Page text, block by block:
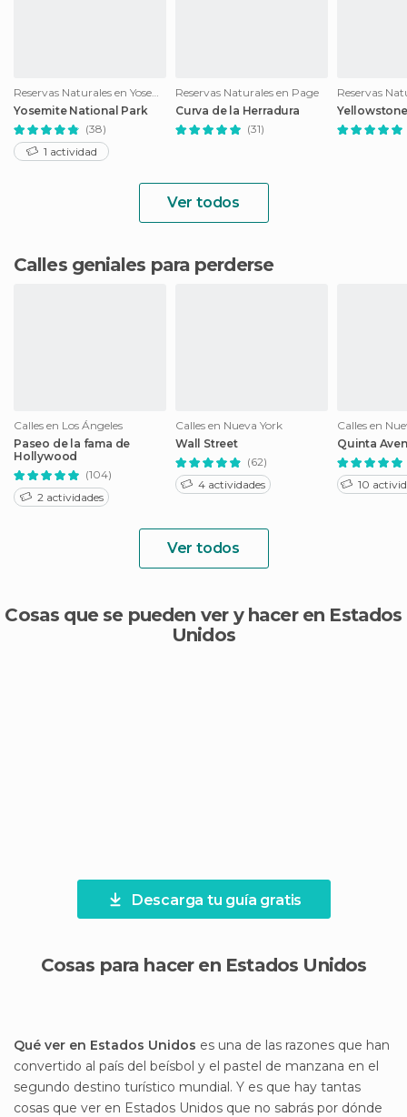
Reservas Naturales en Yosemite National Park
Yosemite National Park
(38)
1 actividad
Reservas Naturales en Page
Curva de la Herradura
(31)
Yellowstone
Ver todos
Calles geniales para perderse
Calles en Los Ángeles
Paseo de la fama de
Hollywood
(104)
2 actividades
Calles en Nueva York
Wall Street
(62)
4 actividades
Calles en
Quinta
10
Ver todos
Cosas que se pueden ver y hacer en Estados
Unidos
Descarga tu guía gratis
Cosas para hacer en Estados Unidos
Qué ver en Estados Unidos es una de las razones que han
convertido al país del beísbol y el pastel de manzana en el
segundo destino turístico mundial. Y es que hay tantas
cosas que ver en Estados Unidos que no sabrás por dónde